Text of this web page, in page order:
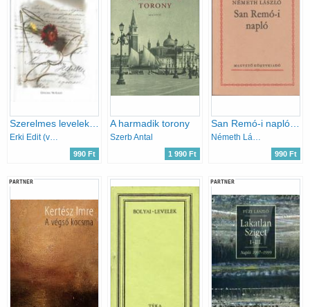
Erki Edit (válogatta)
990 Ft
A harmadik torony
Szerb Antal
1 990 Ft
San Remó-i napló (Gondolkodó magyarok)
Németh László
990 Ft
PARTNER PARTNER